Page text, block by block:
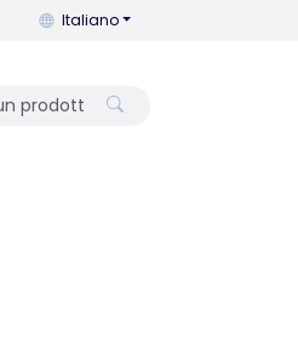
Puoi cambiare la lingua con
Italiano